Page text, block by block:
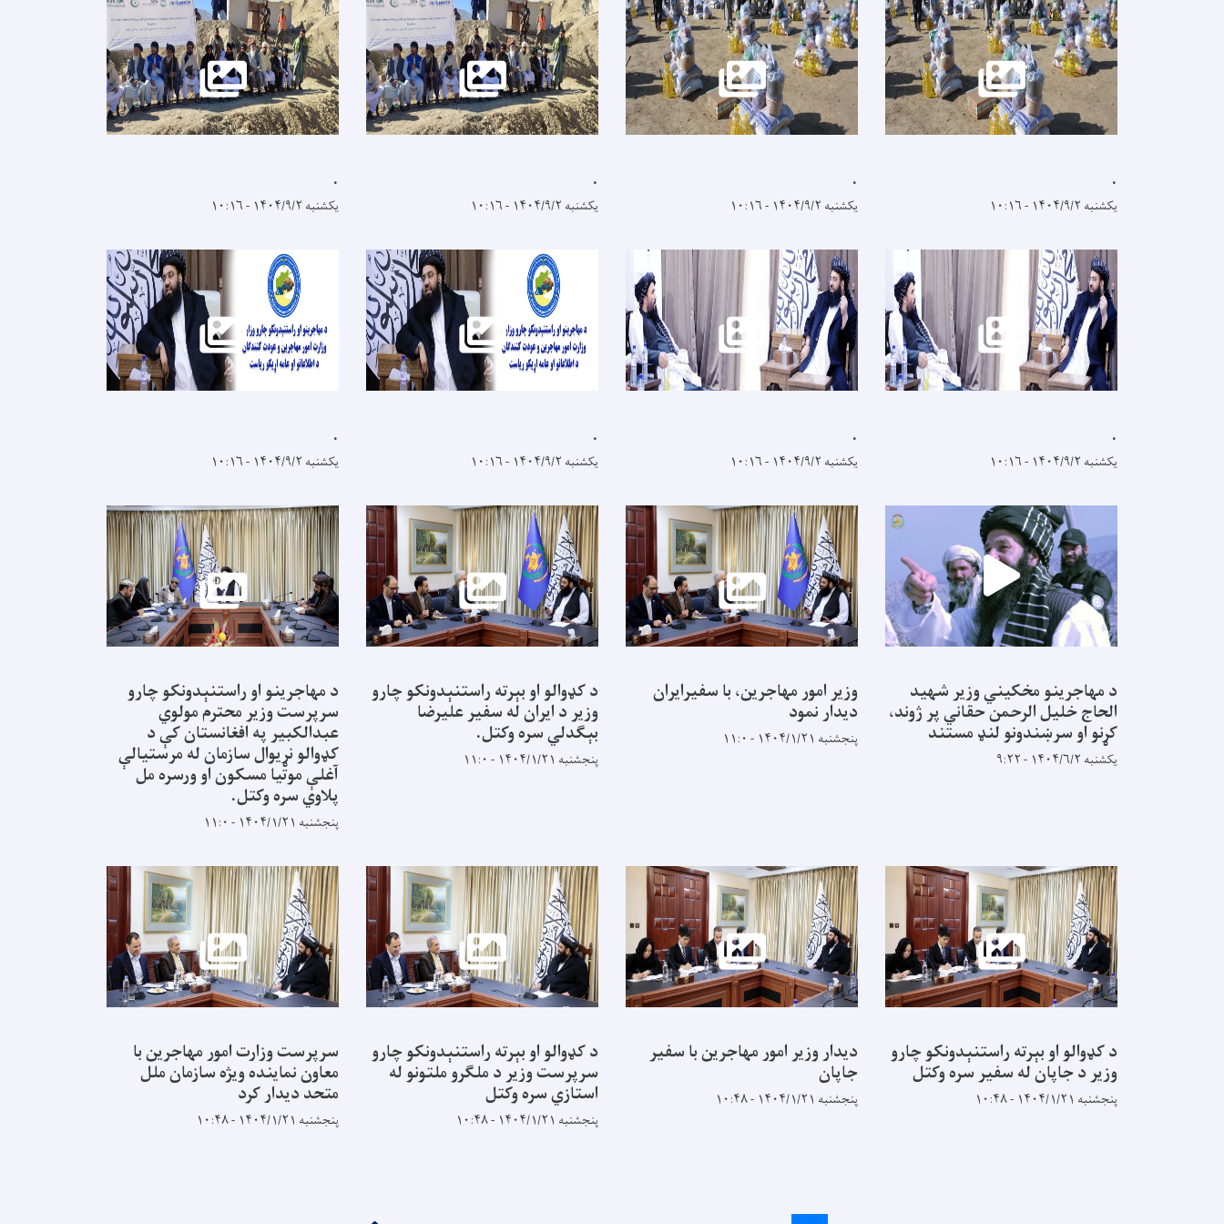
.
یکشنبه ۱۴۰۴/۹/۲ - ۱۰:۱۶
.
یکشنبه ۱۴۰۴/۹/۲ - ۱۰:۱۶
.
یکشنبه ۱۴۰۴/۹/۲ - ۱۰:۱۶
.
یکشنبه ۱۴۰۴/۹/۲ - ۱۰:۱۶
.
یکشنبه ۱۴۰۴/۹/۲ - ۱۰:۱۶
.
یکشنبه ۱۴۰۴/۹/۲ - ۱۰:۱۶
.
یکشنبه ۱۴۰۴/۹/۲ - ۱۰:۱۶
.
یکشنبه ۱۴۰۴/۹/۲ - ۱۰:۱۶
د مهاجرینو مخکیني وزیر شهید
الحاج خلیل الرحمن حقاني پر ژوند،
کړنو او سرښندونو لنډ مستند
یکشنبه ۱۴۰۴/۶/۲ - ۹:۲۲
وزیر امور مهاجرین، با سفیرایران
دیدار نمود
پنجشنبه ۱۴۰۴/۱/۲۱ - ۱۱:۰
د کډوالو او بېرته راستنېدونکو چارو
وزیر د ایران له سفیر علیرضا
بېګدلي سره وکتل.
پنجشنبه ۱۴۰۴/۱/۲۱ - ۱۱:۰
د مهاجرینو او راستنېدونکو چارو
سرپرست وزیر محترم مولوي
عبدالکبیر په افغانستان کې د
کډوالو نړیوال سازمان له مرستیالې
آغلې موتیا مسکون او ورسره مل
پلاوي سره وکتل.
پنجشنبه ۱۴۰۴/۱/۲۱ - ۱۱:۰
د کډوالو او بېرته راستنېدونکو چارو
وزیر د جاپان له سفیر سره وکتل
پنجشنبه ۱۴۰۴/۱/۲۱ - ۱۰:۴۸
دیدار وزیر امور مهاجرین با سفیر
جاپان
پنجشنبه ۱۴۰۴/۱/۲۱ - ۱۰:۴۸
د کډوالو او بېرته راستنېدونکو چارو
سرپرست وزیر د ملګرو ملتونو له
استازي سره وکتل
پنجشنبه ۱۴۰۴/۱/۲۱ - ۱۰:۴۸
سرپرست وزارت امور مهاجرین با
معاون نماینده ویژه سازمان ملل
متحد دیدار کرد
پنجشنبه ۱۴۰۴/۱/۲۱ - ۱۰:۴۸